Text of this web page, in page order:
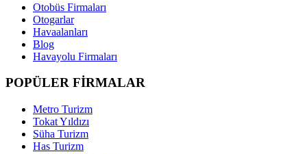
Otobüs Firmaları
Otogarlar
Havaalanları
Blog
Havayolu Firmaları
POPÜLER FİRMALAR
Metro Turizm
Tokat Yıldızı
Süha Turizm
Has Turizm